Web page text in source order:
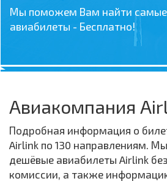
Мы поможем Вам найти
авиабилеты - Бесплатно!
Авиакомпания
Подробная информация о
Airlink по 130 направлениям.
дешёвые авиабилеты Airlink
комиссии, а также